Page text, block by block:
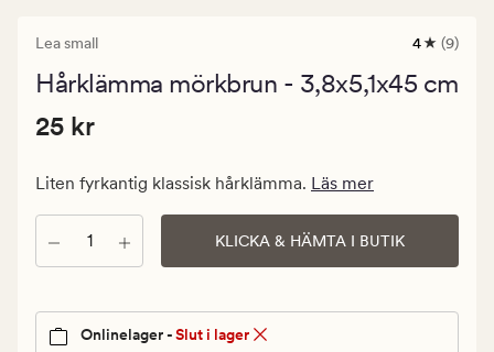
Lea small
9
med
4 (9)
Hårklämma mörkbrun - 3,8x5,1x45 cm
Pris
kr.
Ordinarie
pris
25
Pris 25 kr
25 kr
Liten fyrkantig klassisk hårklämma. Läs mer
Antal KLICKA & HÄMTA I BUTIK
Onlinelager -Slut i lager